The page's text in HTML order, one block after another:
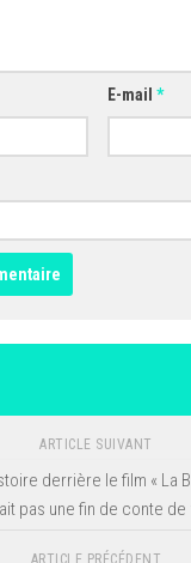
E-mail *
ARTICLE SUIVANT
derrière le film « La
pas une fin de conte
ARTICLE PRÉCÉDENT